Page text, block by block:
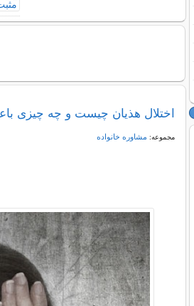
اختلال هذیان چیست و چه چیزی
مجموعه: مشاوره خانواده